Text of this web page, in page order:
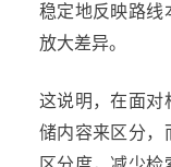
稳定地反映路线
放大差异。
这说明，在面对
储内容来区分，